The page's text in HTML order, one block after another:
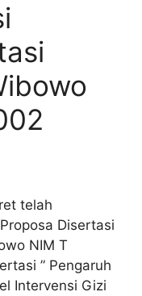
telah
Disertasi
NIM T
” Pengaruh
Intervensi Gizi